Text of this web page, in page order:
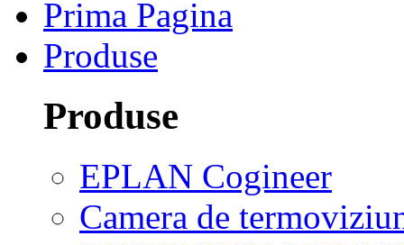
Prima Pagina
Produse
Produse
EPLAN Cogineer
Camera de